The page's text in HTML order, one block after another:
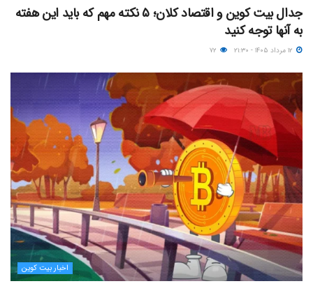
جدال بیت کوین و اقتصاد کلان؛ ۵ نکته مهم که باید این هفته
به آنها توجه کنید
اخبار بیت کوین